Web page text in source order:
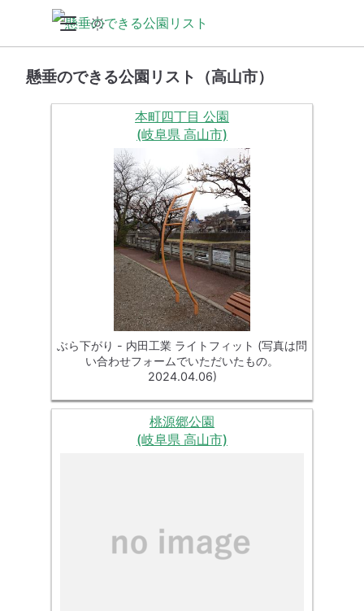
懸垂のできる公園リスト（高山市）
本町四丁目 公園
(岐阜県 高山市)
ぶら下がり - 内田工業 ライトフィット (写真は問
い合わせフォームでいただいたもの。
2024.04.06)
桃源郷公園
(岐阜県 高山市)